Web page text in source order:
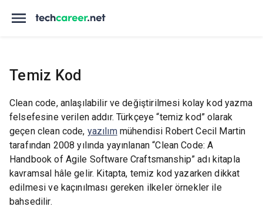
Temiz Kod
Clean code, anlaşılabilir ve değiştirilmesi kolay kod yazma
felsefesine verilen addır. Türkçeye “temiz kod” olarak
geçen clean code, yazılımmühendisi Robert Cecil Martin
tarafından 2008 yılında yayınlanan “Clean Code: A
Handbook of Agile Software Craftsmanship” adı kitapla
kavramsal hâle gelir. Kitapta, temiz kod yazarken dikkat
edilmesi ve kaçınılması gereken ilkeler örnekler ile
bahsedilir.